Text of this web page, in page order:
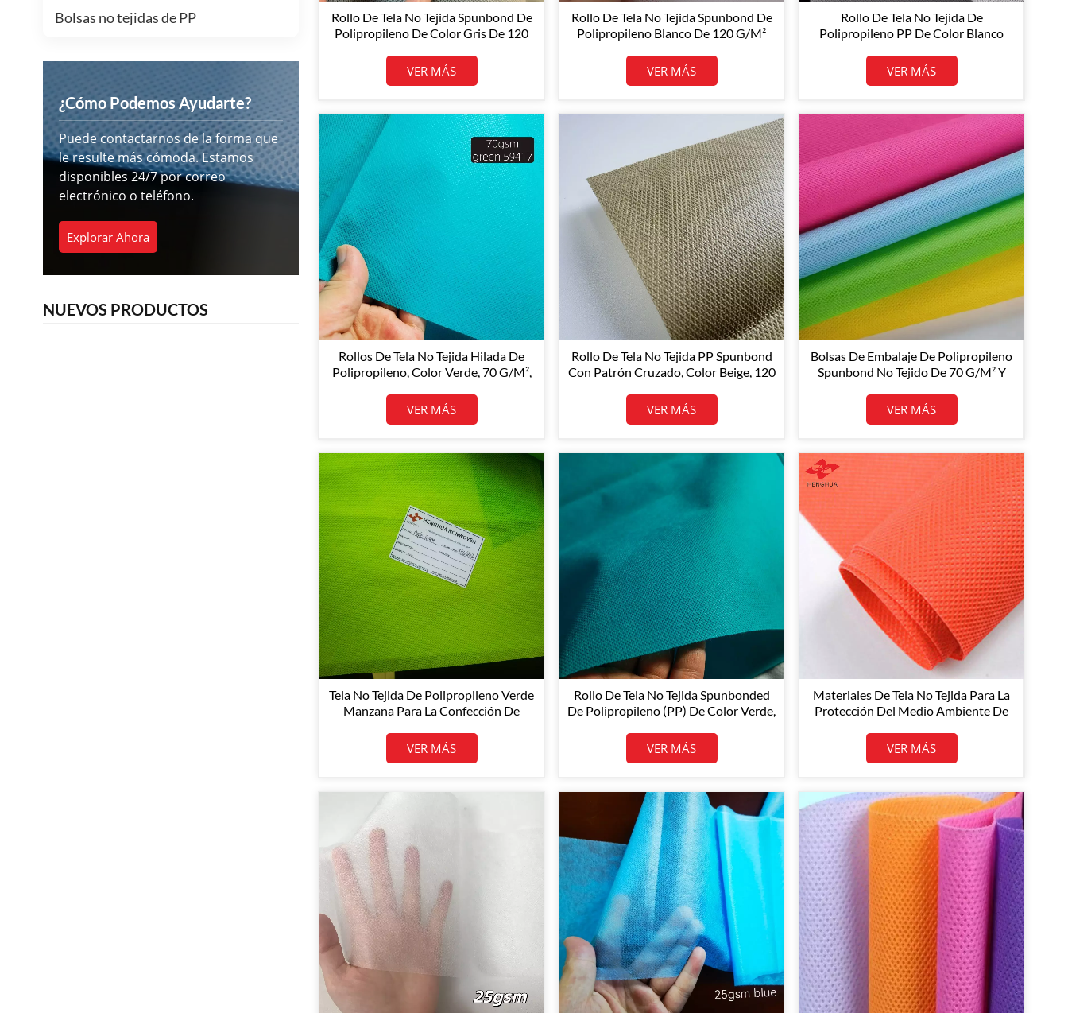
Bolsas no tejidas de PP
¿Cómo Podemos Ayudarte?
Puede contactarnos de la forma que
le resulte más cómoda. Estamos
disponibles 24/7 por correo
electrónico o teléfono.
Explorar Ahora
NUEVOS PRODUCTOS
Rollo De Tela No Tejida Spunbond De
Polipropileno De Color Gris De 120
VER MÁS
Rollo De Tela No Tejida Spunbond De
Polipropileno Blanco De 120 G/m²
Suministro De Fábrica.
VER MÁS
Rollo De Tela No Tejida De
Polipropileno PP De Color Blanco
General.
VER MÁS
Rollos De Tela No Tejida Hilada De
Polipropileno, Color Verde, 70 G/m²,
VER MÁS
Rollo De Tela No Tejida PP Spunbond
Con Patrón Cruzado, Color Beige, 120
Personalizable.
VER MÁS
Bolsas De Embalaje De Polipropileno
Spunbond No Tejido De 70 G/m² Y
VER MÁS
Tela No Tejida De Polipropileno Verde
Manzana Para La Confección De
VER MÁS
Rollo De Tela No Tejida Spunbonded
De Polipropileno (PP) De Color Verde,
VER MÁS
Materiales De Tela No Tejida Para La
Protección Del Medio Ambiente De
/ Rollos De Tela No Tejida De Alta
Calidad
VER MÁS